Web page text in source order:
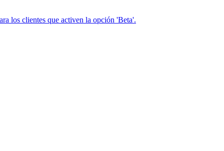
los clientes que activen la opción 'Beta'.